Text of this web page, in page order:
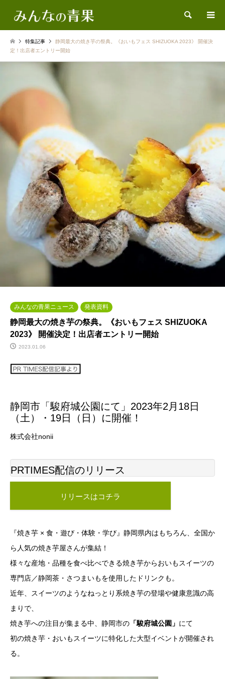
検索
特集記事
静岡最大の焼き芋の祭典。《おいもフェス SHIZUOKA 2023》 開催決
定！出店者エントリー開始
みんなの青果ニュース 発表資料
静岡最大の焼き芋の祭典。《おいもフェス SHIZUOKA
2023》 開催決定！出店者エントリー開始
2023.01.06
静岡市「駿府城公園にて」2023年2月18日
（土）・19日（日）に開催！
株式会社nonii
PRTIMES配信のリリース
リリースはコチラ
『焼き芋 × 食・遊び・体験・学び』静岡県内はもちろん、全国か
ら人気の焼き芋屋さんが集結！
様々な産地・品種を食べ比べできる焼き芋からおいもスイーツの
専門店／静岡茶・さつまいもを使用したドリンクも。
近年、スイーツのようなねっとり系焼き芋の登場や健康意識の高
まりで、
焼き芋への注目が集まる中、静岡市の 「駿府城公園」 にて
初の焼き芋・おいもスイーツに特化した大型イベントが開催され
る。